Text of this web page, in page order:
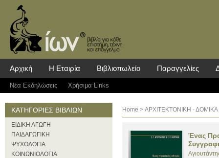
Αρχική Η Εταιρία Βιβλιοπωλείο Παραγγελίες
Νέα Eκδηλώσεις Χρήσιμα Links
ΚΑΤΗΓΟΡΙΕΣ ΒΙΒΛΙΩΝ
ΕΙΔΙΚΗ ΑΓΩΓΗ
ΠΑΙΔΑΓΩΓΙΚΗ
ΨΥΧΟΛΟΓΙΑ
ΚΟΙΝΩΝΙΟΛΟΓΙΑ
Home > ΑΡΧΙΤΕΚΤΟΝΙΚΗ -
Ένας